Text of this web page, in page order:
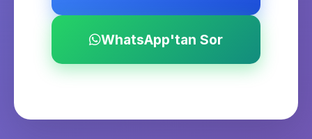
WhatsApp'tan Sor